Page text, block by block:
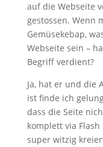
auf die Webseite
gestossen. Wenn
Gemüsekebap,
Webseite sein –
Begriff verdient?
Ja, hat er und die
ist finde ich
dass die Seite
komplett via
super witzig